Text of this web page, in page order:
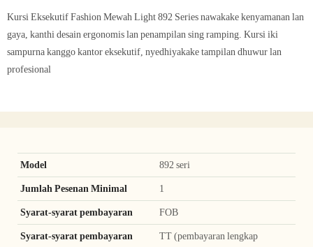
Kursi Eksekutif Fashion Mewah Light 892 Series nawakake kenyamanan lan
gaya, kanthi desain ergonomis lan penampilan sing ramping. Kursi iki
sampurna kanggo kantor eksekutif, nyedhiyakake tampilan dhuwur lan
profesional
Model 892 seri
Jumlah Pesenan Minimal 1
Syarat-syarat pembayaran FOB
Syarat-syarat pembayaran
TT (pembayaran lengkap